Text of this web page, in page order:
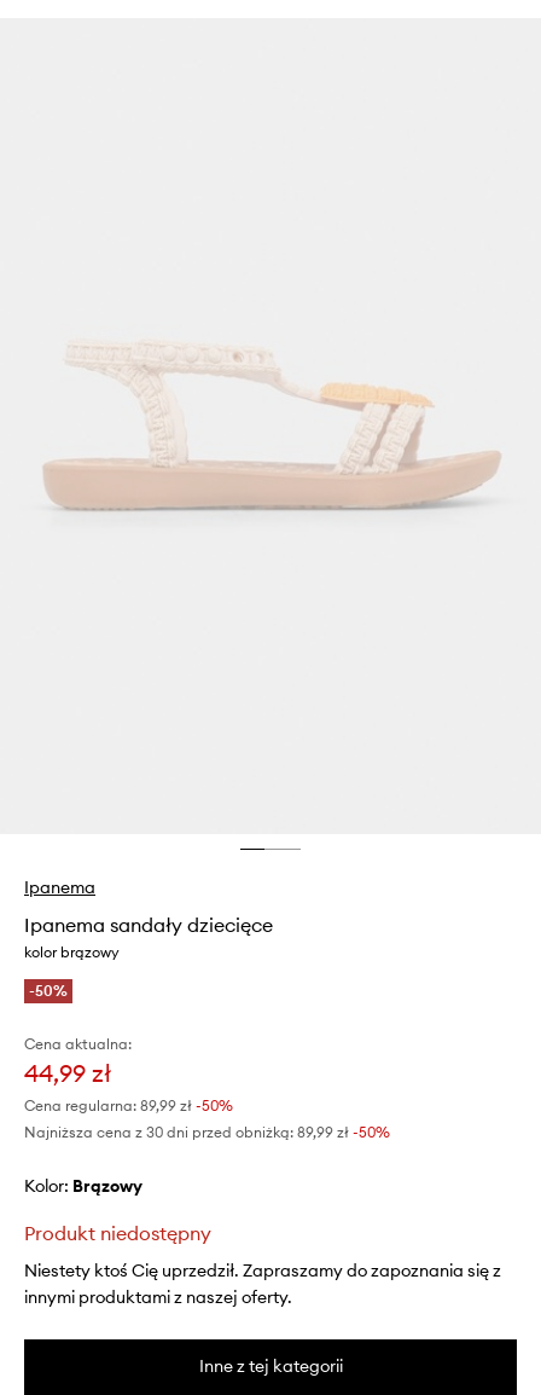
Ipanema
Ipanema sandały dziecięce
kolor brązowy
-50%
Cena aktualna:
44,99 zł
Cena regularna: 89,99 zł -50%
Najniższa cena z 30 dni przed obniżką: 89,99 zł -50%
Kolor: brązowy
Produkt niedostępny
Niestety ktoś Cię uprzedził. Zapraszamy do zapoznania się z
innymi produktami z naszej oferty.
Inne z tej kategorii